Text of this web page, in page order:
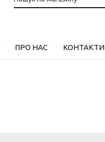
ПРО НАС КОНТАКТИ